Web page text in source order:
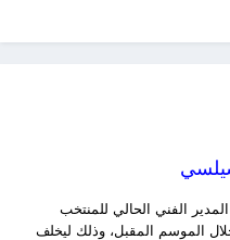
الفني الحالي للمنتخب
الموسم المقبل، وذلك ليخلف